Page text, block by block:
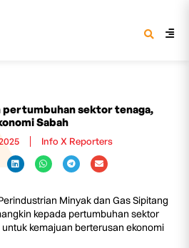
pertumbuhan sektor tenaga,
Sabah
Info X Reporters
Minyak dan Gas Sipitang
kepada pertumbuhan sektor
kemajuan berterusan ekonomi